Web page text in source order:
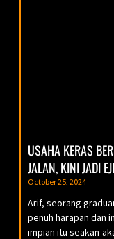
USAHA KERAS
JALAN, KINI JADI
October 25, 2024
Arif, seorang
penuh harapan dan
impian itu seakan-